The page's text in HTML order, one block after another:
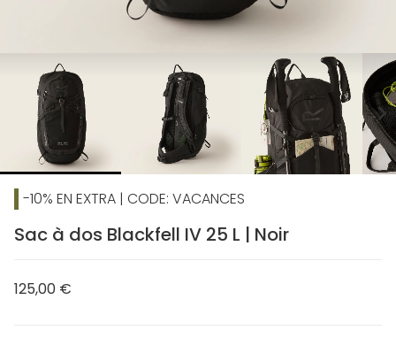
chevron_right
-10% EN EXTRA | CODE: VACANCES
Sac à dos Blackfell IV 25 L | Noir
125,00 €